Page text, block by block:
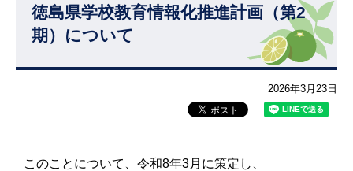
徳島県学校教育情報化推進計画（第2
期）について
2026年3月23日
このことについて、令和8年3月に策定し、